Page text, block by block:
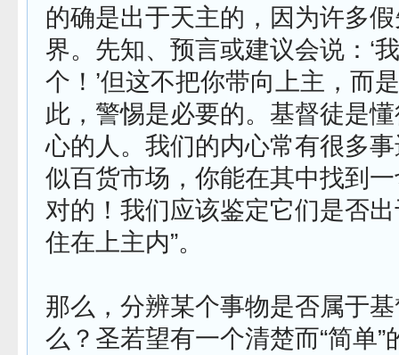
的确是出于天主的，因为许多
界。先知、预言或建议会说：‘
个！’但这不把你带向上主，而
此，警惕是必要的。基督徒是
心的人。我们的内心常有很多
似百货市场，你能在其中找到
对的！我们应该鉴定它们是否
住在上主内”。
那么，分辨某个事物是否属于
么？圣若望有一个清楚而“简单”